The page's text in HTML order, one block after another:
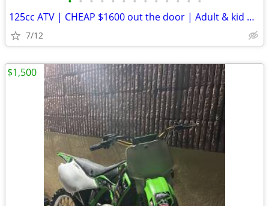
125cc ATV | CHEAP $1600 out the door | Adult & kid ATV
7/12
$1,500